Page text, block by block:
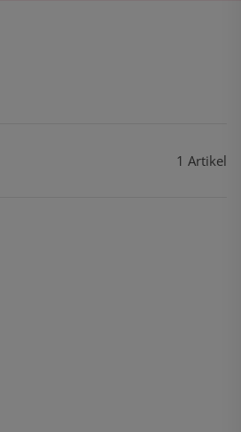
1 Artikel